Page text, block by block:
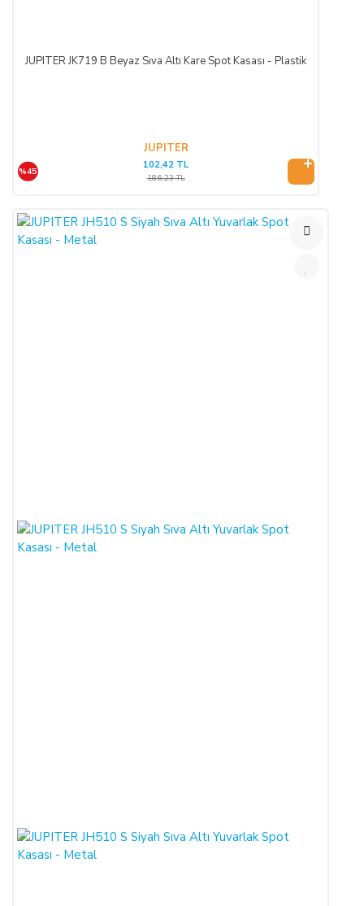
JUPITER JK719 B Beyaz Sıva Altı Kare Spot Kasası - Plastik
JUPITER
%45
102,42 TL
186,23 TL